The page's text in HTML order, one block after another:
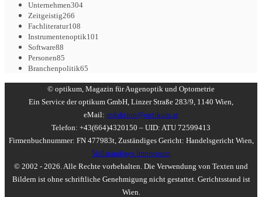
Unternehmen304
Zeitgeistig266
Fachliteratur108
Instrumentenoptik101
Software88
Personen85
Branchenpolitik65
© optikum, Magazin für Augenoptik und Optometrie
Ein Service der optikum GmbH, Linzer Straße 283/9, 1140 Wien,
eMail: redaktion@optikum.at
Telefon: +43(664)4320150 – UID: ATU 72599413
Firmenbuchnummer: FN 477983t, Zuständiges Gericht: Handelsgericht Wien,
Vollständiges Impressum
© 2002 - 2026. Alle Rechte vorbehalten. Die Verwendung von Texten und
Bildern ist ohne schriftliche Genehmigung nicht gestattet. Gerichtsstand ist
Wien.